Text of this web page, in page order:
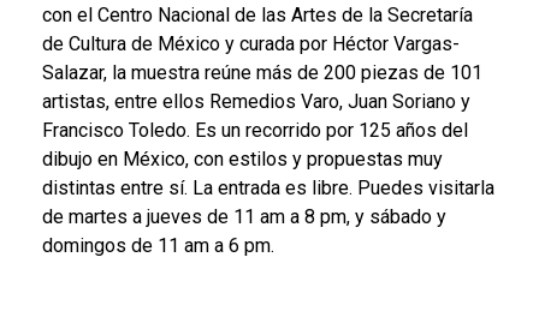
con el Centro Nacional de las Artes de la Secretaría
de Cultura de México y curada por Héctor Vargas-
Salazar, la muestra reúne más de 200 piezas de 101
artistas, entre ellos Remedios Varo, Juan Soriano y
Francisco Toledo. Es un recorrido por 125 años del
dibujo en México, con estilos y propuestas muy
distintas entre sí. La entrada es libre. Puedes visitarla
de martes a jueves de 11 am a 8 pm, y sábado y
domingos de 11 am a 6 pm.